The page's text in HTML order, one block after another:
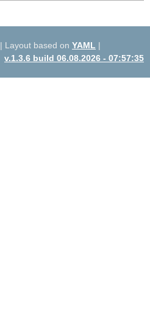
| Layout based on YAML |
v.1.3.6 build 06.08.2026 - 07:57:35